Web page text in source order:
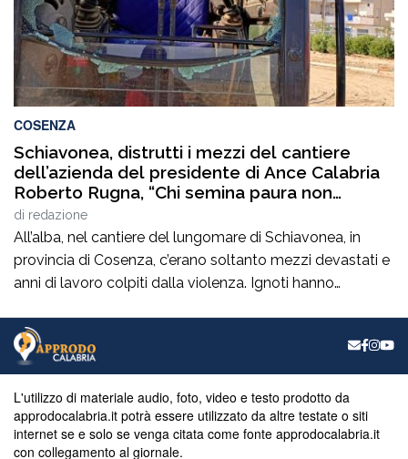
COSENZA
Schiavonea, distrutti i mezzi del cantiere
dell’azienda del presidente di Ance Calabria
Roberto Rugna, “Chi semina paura non
fermerà il lavoro onesto”
di redazione
All’alba, nel cantiere del lungomare di Schiavonea, in
provincia di Cosenza, c’erano soltanto mezzi devastati e
anni di lavoro colpiti dalla violenza. Ignoti hanno
Gas S.r.l., l’azienda guidata dal presidente di Ance
Calabria, Roberto Rugna, impegnata nei lavori di
convogliamento delle acque bianche. Un gesto che va
[…]
L'utilizzo di materiale audio, foto, video e testo prodotto da
approdocalabria.it potrà essere utilizzato da altre testate o siti
internet se e solo se venga citata come fonte approdocalabria.it
con collegamento al giornale.